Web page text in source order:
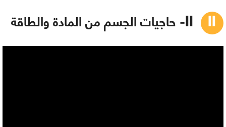
II- حاجيات الجسم من المادة والطاقة